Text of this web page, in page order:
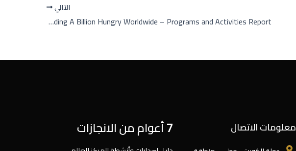
التالي
Feeding A Billion Hungry Worldwide – Programs and Activities Report
معلومات الاتصال 7 أعوام من الانجازات